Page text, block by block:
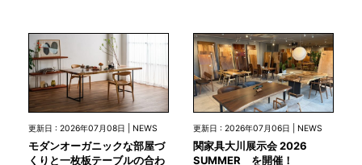
更新日 : 2026年07月08日 | NEWS
モダンオーガニックな部屋づ
くりと一枚板テーブルの合わ
更新日 : 2026年07月06日 | NEWS
関家具大川展示会 2026
SUMMER を開催！